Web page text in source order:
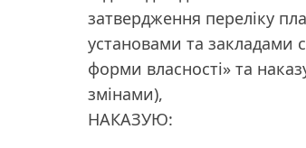
затвердження переліку
установами та закладами
форми власності» та
змінами),
НАКАЗУЮ: